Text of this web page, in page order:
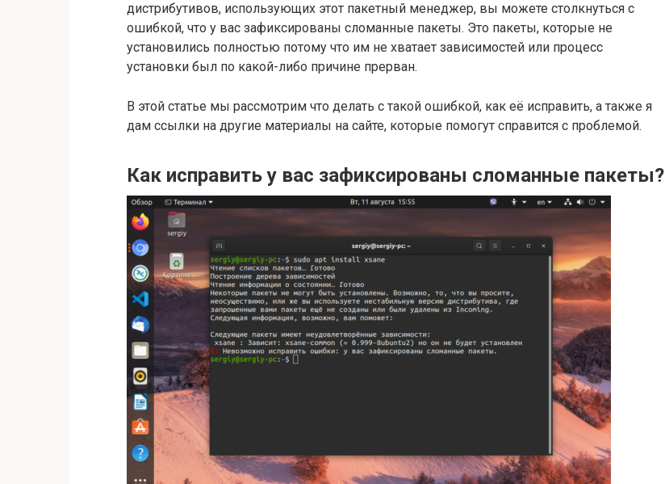
дистрибутивов, использующих этот пакетный менеджер, вы можете столкнуться с
ошибкой, что у вас зафиксированы сломанные пакеты. Это пакеты, которые не
установились полностью потому что им не хватает зависимостей или процесс
установки был по какой-либо причине прерван.
В этой статье мы рассмотрим что делать с такой ошибкой, как её исправить, а также я
дам ссылки на другие материалы на сайте, которые помогут справится с проблемой.
Как исправить у вас зафиксированы сломанные пакеты?